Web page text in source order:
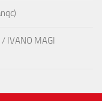
/ IVANO MAGI